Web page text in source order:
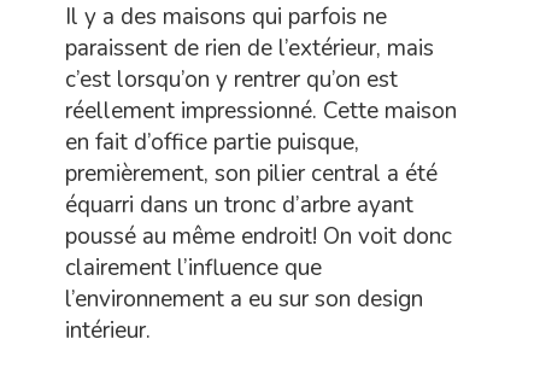
Il y a des maisons qui parfois ne
paraissent de rien de l’extérieur, mais
c’est lorsqu’on y rentrer qu’on est
réellement impressionné. Cette maison
en fait d’office partie puisque,
premièrement, son pilier central a été
équarri dans un tronc d’arbre ayant
poussé au même endroit! On voit donc
clairement l’influence que
l’environnement a eu sur son design
intérieur.